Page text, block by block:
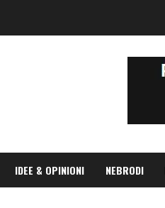
IDEE & OPINIONI NEBRODI